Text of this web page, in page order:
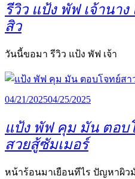
รีวิว แป้ง พัฟ เจ้านา
สิว
วันนี้ขอมา รีวิว แป้ง พัฟ เจ้า
04/21/202504/25/2025
แป้ง พัฟ คุม มัน ตอบ
สวยสู้ซัมเมอร์
หน้าร้อนมาเยือนทีไร ปัญหาผิว